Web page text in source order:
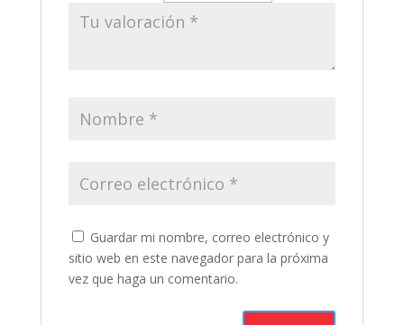
Guardar mi nombre, correo electrónico y
sitio web en este navegador para la próxima
vez que haga un comentario.